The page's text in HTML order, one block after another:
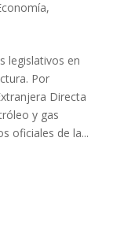
,
legislativos en
Por
Directa
y gas
oficiales de la...